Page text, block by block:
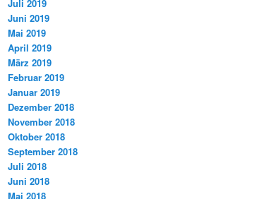
Juli 2019
Juni 2019
Mai 2019
April 2019
März 2019
Februar 2019
Januar 2019
Dezember 2018
November 2018
Oktober 2018
September 2018
Juli 2018
Juni 2018
Mai 2018